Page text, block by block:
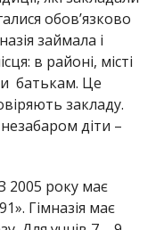
обов’язково
займала і
в районі, місті
батькам. Це
закладу.
діти –
2005 року має
Гімназія має